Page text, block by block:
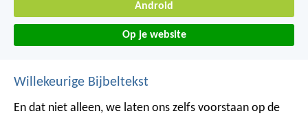
Android
Op je website
Willekeurige Bijbeltekst
En dat niet alleen, we laten ons zelfs voorstaan op de